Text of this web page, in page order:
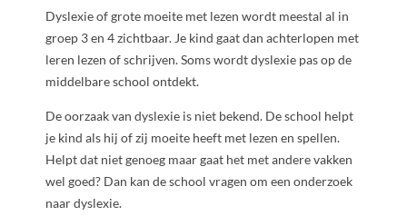
Dyslexie of grote moeite met lezen wordt meestal al in
groep 3 en 4 zichtbaar. Je kind gaat dan achterlopen met
leren lezen of schrijven. Soms wordt dyslexie pas op de
middelbare school ontdekt.
De oorzaak van dyslexie is niet bekend. De school helpt
je kind als hij of zij moeite heeft met lezen en spellen.
Helpt dat niet genoeg maar gaat het met andere vakken
wel goed? Dan kan de school vragen om een onderzoek
naar dyslexie.